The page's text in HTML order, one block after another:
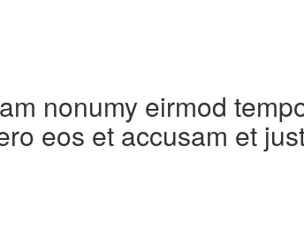
nonumy eirmod
eos et accusam et